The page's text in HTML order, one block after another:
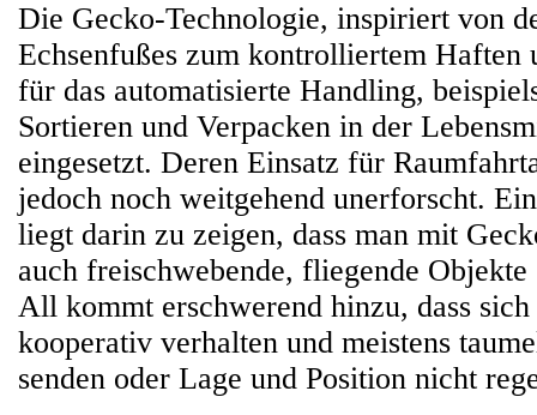
Die Gecko-Technologie, inspiriert von
Echsenfußes zum kontrolliertem Haften
für das automatisierte Handling,
Sortieren und Verpacken in der
eingesetzt. Deren Einsatz für
jedoch noch weitgehend unerforscht.
liegt darin zu zeigen, dass man mit
auch freischwebende, fliegende
All kommt erschwerend hinzu, dass
kooperativ verhalten und meistens
senden oder Lage und Position nicht